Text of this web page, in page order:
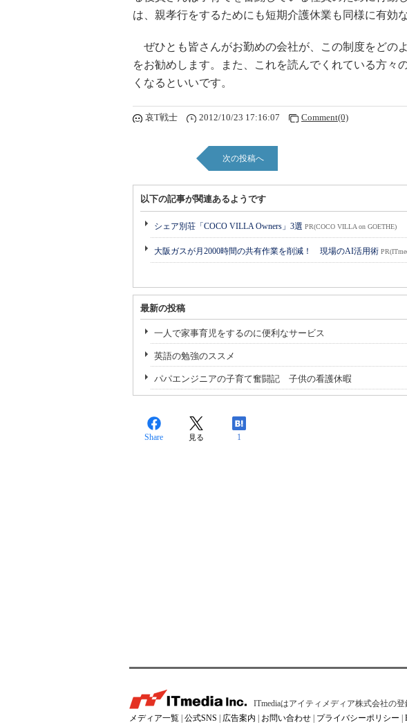
は、親孝行をするためにも短期介護休業も同様に有効
ぜひとも皆さんがお勤めの会社が、この制度をどの
をお勧めします。また、これを読んでくれている方々
くなるといいです。
哀T戦士 2012/10/23 17:16:07 Comment(0)
次の投稿へ
以下の記事が関連あるようです
シェア別荘「COCO VILLA Owners」3選 PR(COCO VILLA on GOETHE)
大阪ガスが月2000時間の共有作業を削減！ 現場のAI活用術
最新の投稿
一人で家事育児をするのに便利なサービス
英語の勉強のススメ
パパエンジニアの子育て奮闘記 子供の看護休暇
Share 見る 1
ITmediaはアイティメディア株式会社の登
メディア一覧 公式SNS 広告案内 お問い合わせ プライバシーポリシー